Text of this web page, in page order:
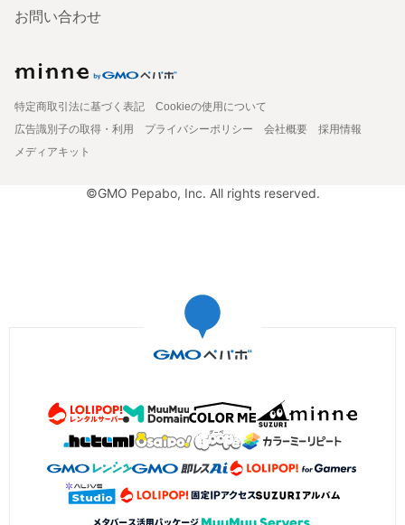
お問い合わせ
特定商取引法に基づく表記
Cookieの使用について
広告識別子の取得・利用
プライバシーポリシー 会社概要
採用情報
メディアキット
©GMO Pepabo, Inc. All rights reserved.